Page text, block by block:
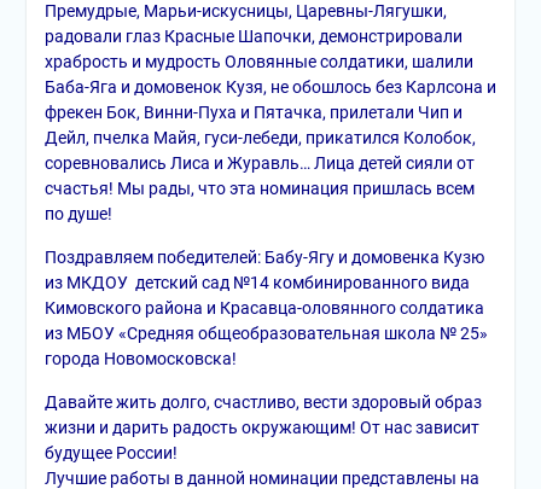
Премудрые, Марьи-искусницы, Царевны-Лягушки,
радовали глаз Красные Шапочки, демонстрировали
храбрость и мудрость Оловянные солдатики, шалили
Баба-Яга и домовенок Кузя, не обошлось без Карлсона и
фрекен Бок, Винни-Пуха и Пятачка, прилетали Чип и
Дейл, пчелка Майя, гуси-лебеди, прикатился Колобок,
соревновались Лиса и Журавль… Лица детей сияли от
счастья! Мы рады, что эта номинация пришлась всем
по душе!
Поздравляем победителей: Бабу-Ягу и домовенка Кузю
из МКДОУ детский сад №14 комбинированного вида
Кимовского района и Красавца-оловянного солдатика
из МБОУ «Средняя общеобразовательная школа № 25»
города Новомосковска!
Давайте жить долго, счастливо, вести здоровый образ
жизни и дарить радость окружающим! От нас зависит
будущее России!
Лучшие работы в данной номинации представлены на